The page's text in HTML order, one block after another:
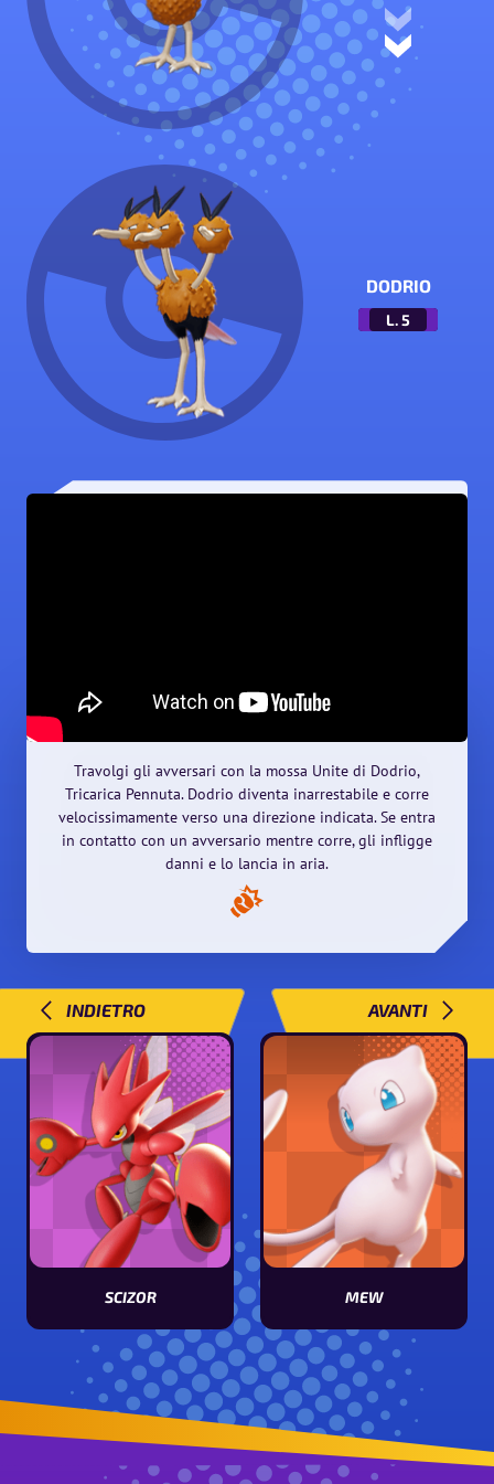
DODRIO
L.5
Travolgi gli avversari con la mossa Unite di Dodrio,
Tricarica Pennuta. Dodrio diventa inarrestabile e corre
velocissimamente verso una direzione indicata. Se entra
in contatto con un avversario mentre corre, gli infligge
danni e lo lancia in aria.
INDIETRO
SCIZOR
AVANTI
MEW